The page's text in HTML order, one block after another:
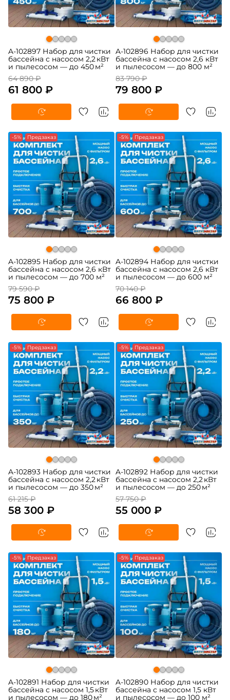
A-102897 Набор для чистки
бассейна с насосом 2,2 кВт
и пылесосом — до 450 м²
64 890 ₽
61 800 ₽
A-102896 Набор для чистки
бассейна с насосом 2,6 кВт
и пылесосом — до 800 м²
83 790 ₽
79 800 ₽
-5% Предзаказ
A-102895 Набор для чистки
бассейна с насосом 2,6 кВт
и пылесосом — до 700 м²
79 590 ₽
75 800 ₽
-5% Предзаказ
A-102894 Набор для чистки
бассейна с насосом 2,6 кВт
и пылесосом — до 600 м²
70 140 ₽
66 800 ₽
-5% Предзаказ
A-102893 Набор для чистки
бассейна с насосом 2,2 кВт
и пылесосом — до 350 м²
61 215 ₽
58 300 ₽
-5% Предзаказ
A-102892 Набор для чистки
бассейна с насосом 2,2 кВт
и пылесосом — до 250 м²
57 750 ₽
55 000 ₽
-5% Предзаказ
A-102891 Набор для чистки
бассейна с насосом 1,5 кВт
и пылесосом — до 180 м²
-5% Предзаказ
A-102890 Набор для чистки
бассейна с насосом 1,5 кВт
и пылесосом — до 100 м²